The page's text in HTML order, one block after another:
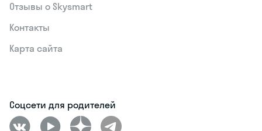
Отзывы о Skysmart
Контакты
Карта сайта
Соцсети для родителей